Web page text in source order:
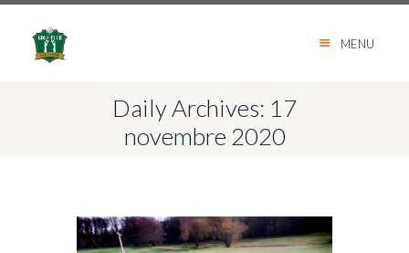
MENU
Daily Archives: 17
novembre 2020